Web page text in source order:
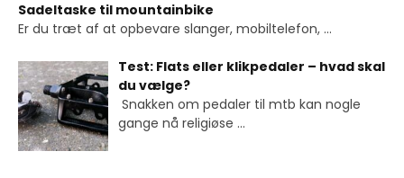
Sadeltaske til mountainbike
Er du træt af at opbevare slanger, mobiltelefon, ...
Test: Flats eller klikpedaler – hvad skal
du vælge?
Snakken om pedaler til mtb kan nogle
gange nå religiøse ...